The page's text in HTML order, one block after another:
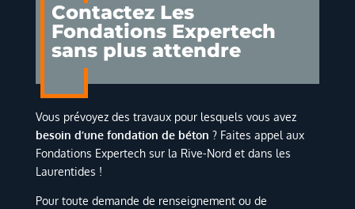
Contactez Les
Fondations Expertech
sans plus attendre
Vous prévoyez des travaux pour lesquels vous avez
besoin d’une fondation de béton ? Faites appel aux
Fondations Expertech sur la Rive-Nord et dans les
Laurentides !
Pour toute demande de renseignement ou de